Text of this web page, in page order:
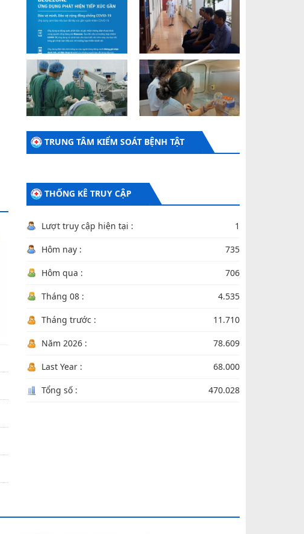
Tên:(QUYẾT ĐỊNH Bổ sung nội dung Kế hoạch số 21-
KH/ĐU ngày 20/8/2025 về thực hiện Chương trình
hành động số 66-CTr/TU, ngày 07/7/2025 của Ban
Thường vụ Tỉnh ủy về thực hiện Nghị quyết số 66-
NQ/TW, ngày 30/4/2025)
Ngày ban hành: (20/07/2026)
TRUNG TÂM KIỂM SOÁT BỆNH TẬT
THỐNG KÊ TRUY CẬP
Lượt truy cập hiện tại : 1
Hôm nay : 735
Hôm qua : 706
Tháng 08 : 4.535
Tháng trước : 11.710
Năm 2026 : 78.609
Last Year : 68.000
Tổng số : 470.028